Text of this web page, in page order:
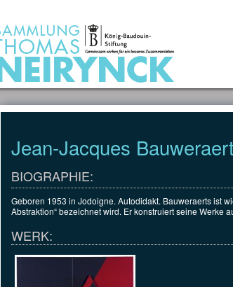
Jean-Jacques
BIOGRAPHIE:
Geboren 1953 in Jodoigne. Autodidakt. Bauweraerts ist
Abstraktion“ bezeichnet wird. Er konstruiert seine Werke
WERK: